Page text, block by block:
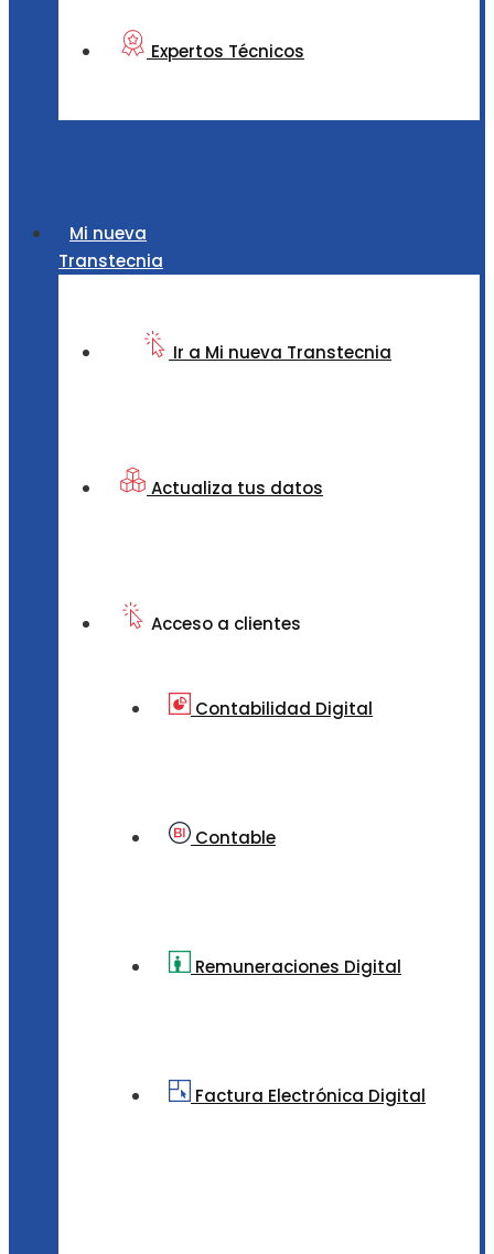
Expertos Técnicos
Mi nueva
Transtecnia
Ir a Mi nueva Transtecnia
Actualiza tus datos
Acceso a clientes
Contabilidad Digital
Contable
Remuneraciones Digital
Factura Electrónica Digital